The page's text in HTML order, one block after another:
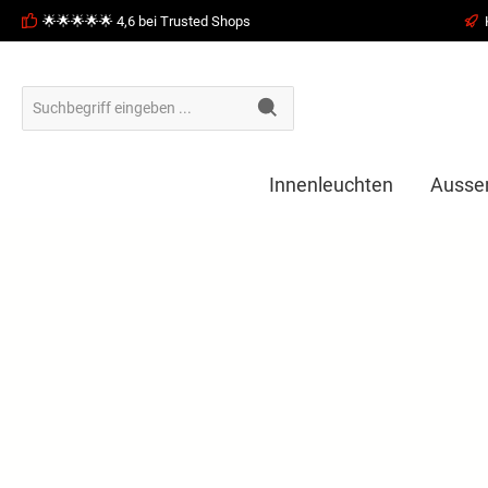
Zur Hauptnavigation springen
🌟🌟🌟🌟🌟 4,6 bei Trusted Shops
Innenleuchten